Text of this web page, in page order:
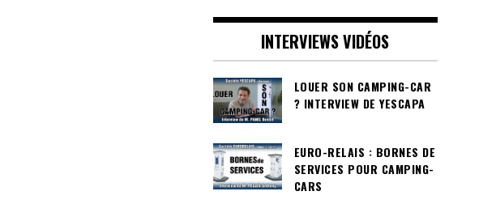
INTERVIEWS VIDÉOS
LOUER SON CAMPING-CAR
? INTERVIEW DE YESCAPA
EURO-RELAIS : BORNES DE
SERVICES POUR CAMPING-
CARS